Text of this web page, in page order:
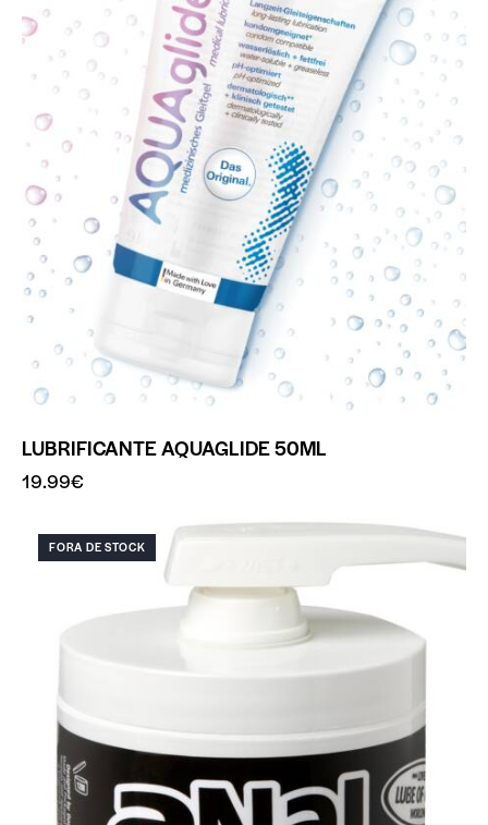
LUBRIFICANTE AQUAGLIDE 50ML
19.99€
FORA DE STOCK